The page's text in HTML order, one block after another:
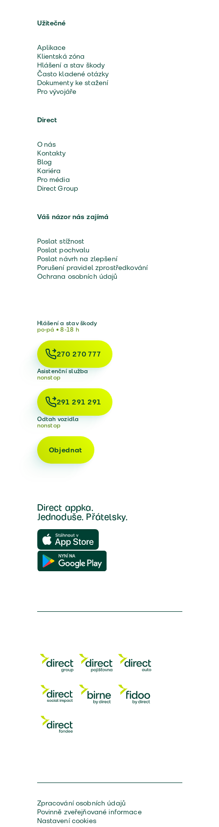
Užitečné
Aplikace
Klientská zóna
Hlášení a stav škody
Často kladené otázky
Dokumenty ke stažení
Pro vývojáře
Direct
O nás
Kontakty
Blog
Kariéra
Pro média
Direct Group
Váš názor nás zajímá
Poslat stížnost
Poslat pochvalu
Poslat návrh na zlepšení
Porušení pravidel zprostředkování
Ochrana osobních údajů
Hlášení a stav škody
po-pá • 8-18 h
270 270 777
Asistenční služba
nonstop
291 291 291
Odtah vozidla
nonstop
Objednat
Direct appka.
Jednoduše. Přátelsky.
Zpracování osobních údajů
Povinně zveřejňované informace
Nastavení cookies